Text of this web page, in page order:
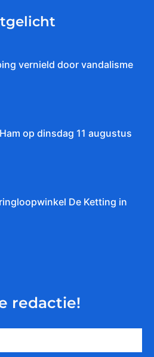
vernield door vandalisme
op dinsdag 11 augustus
De Ketting in
redactie!